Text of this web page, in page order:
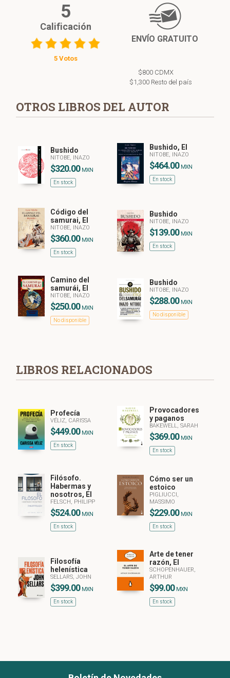
5
Calificación
5 Votos
ENVÍO GRATUITO
$800 CDMX
$1,300 Resto del país
OTROS LIBROS DEL AUTOR
Bushido
NITOBE, INAZO
$320.00 MXN
En stock
Bushido, El
NITOBE, INAZO
$464.00 MXN
En stock
Código del
samurai, El
NITOBE, INAZO
$360.00 MXN
En stock
Bushido
NITOBE, INAZO
$139.00 MXN
En stock
Camino del
samurái, El
NITOBE, INAZO
$250.00 MXN
No disponible
Bushido
NITOBE, INAZO
$288.00 MXN
No disponible
LIBROS RELACIONADOS
Profecía
VÉLIZ, CARISSA
$449.00 MXN
En stock
Provocadores
y paganos
BAKEWELL, SARAH
$369.00 MXN
En stock
Filósofo.
Habermas y
nosotros, El
FELSCH, PHILIPP
$524.00 MXN
En stock
Cómo ser un
estoico
PIGLIUCCI,
MASSIMO
$229.00 MXN
En stock
Filosofía
helenística
SELLARS, JOHN
$399.00 MXN
En stock
Arte de tener
razón, El
SCHOPENHAUER,
ARTHUR
$99.00 MXN
En stock